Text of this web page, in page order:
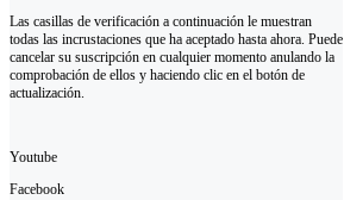
Las casillas de verificación a continuación le muestran
todas las incrustaciones que ha aceptado hasta ahora. Puede
cancelar su suscripción en cualquier momento anulando la
comprobación de ellos y haciendo clic en el botón de
actualización.
Youtube
Facebook